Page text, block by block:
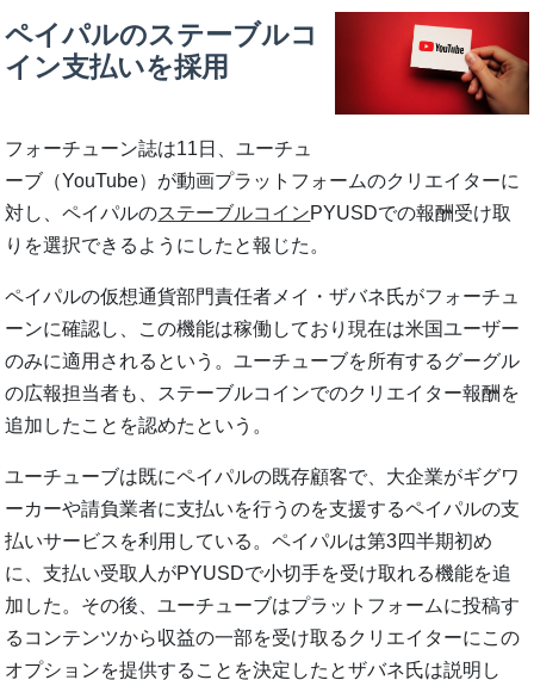
ペイパルのステーブルコ
イン支払いを採用
フォーチューン誌は11日、ユーチュ
ーブ（YouTube）が動画プラットフォームのクリエイターに
対し、ペイパルのステーブルコインPYUSDでの報酬受け取
りを選択できるようにしたと報じた。
ペイパルの仮想通貨部門責任者メイ・ザバネ氏がフォーチュ
ーンに確認し、この機能は稼働しており現在は米国ユーザー
のみに適用されるという。ユーチューブを所有するグーグル
の広報担当者も、ステーブルコインでのクリエイター報酬を
追加したことを認めたという。
ユーチューブは既にペイパルの既存顧客で、大企業がギグワ
ーカーや請負業者に支払いを行うのを支援するペイパルの支
払いサービスを利用している。ペイパルは第3四半期初め
に、支払い受取人がPYUSDで小切手を受け取れる機能を追
加した。その後、ユーチューブはプラットフォームに投稿す
るコンテンツから収益の一部を受け取るクリエイターにこの
オプションを提供することを決定したとザバネ氏は説明し